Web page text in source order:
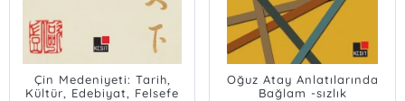
Çin Medeniyeti: Tarih,
Kültür, Edebiyat, Felsefe
Oğuz Atay Anlatılarında
Bağlam -sızlık